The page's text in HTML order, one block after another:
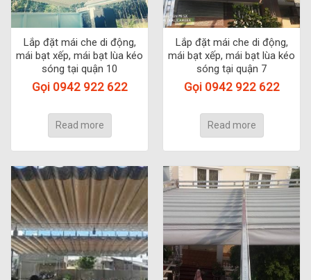
Lắp đặt mái che di động,
mái bạt xếp, mái bạt lùa kéo
sóng tại quận 10
Gọi 0942 922 622
Read more
Lắp đặt mái che di động,
mái bạt xếp, mái bạt lùa kéo
sóng tại quận 7
Gọi 0942 922 622
Read more